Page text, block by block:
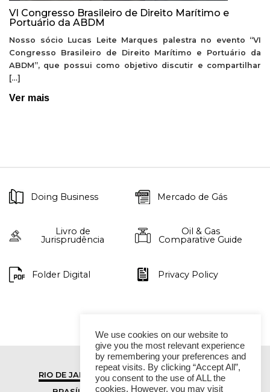
VI Congresso Brasileiro de Direito Marítimo e
Portuário da ABDM
Nosso sócio Lucas Leite Marques palestra no evento “VI
Congresso Brasileiro de Direito Marítimo e Portuário da
ABDM”, que possui como objetivo discutir e compartilhar
[…]
Ver mais
Doing Business Mercado de Gás
Livro de
Jurisprudência
Oil & Gas
Comparative Guide
Folder Digital Privacy Policy
RIO DE JANEIRO
SÃO PAULO
We use cookies on our website to
give you the most relevant experience
by remembering your preferences and
repeat visits. By clicking “Accept All”,
you consent to the use of ALL the
cookies. However, you may visit